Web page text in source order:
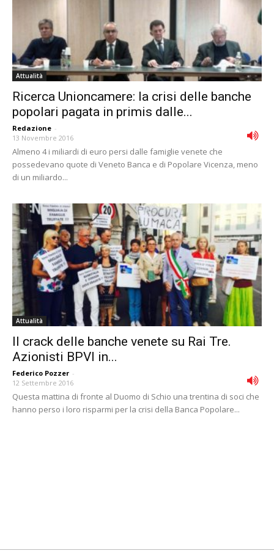
Attualità
Ricerca Unioncamere: la crisi delle banche
popolari pagata in primis dalle...
Redazione -
13 Novembre 2016
Almeno 4 i miliardi di euro persi dalle famiglie venete che
possedevano quote di Veneto Banca e di Popolare Vicenza, meno
di un miliardo...
Attualità
Il crack delle banche venete su Rai Tre.
Azionisti BPVI in...
Federico Pozzer -
12 Settembre 2016
Questa mattina di fronte al Duomo di Schio una trentina di soci che
hanno perso i loro risparmi per la crisi della Banca Popolare...